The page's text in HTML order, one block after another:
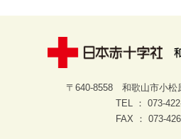
薬剤師募集について (2027年4月採用）
2026.04.03
呼吸器内科部医師募集
お知らせ
〒640-8558 和歌山市小松
TEL ： 073-
FAX ： 073-